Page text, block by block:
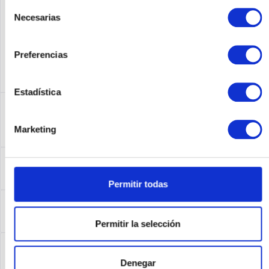
Necesarias
Preferencias
Estadística
Marketing
Permitir todas
Permitir la selección
Denegar
538113-B21 | HP 10GbE Ethernet-Passthrough-Modul für
BladeSystem der Klasse C....
Leasing
Service
Seguridad de los productos